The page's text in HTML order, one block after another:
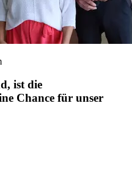
ist die
Chance für unser